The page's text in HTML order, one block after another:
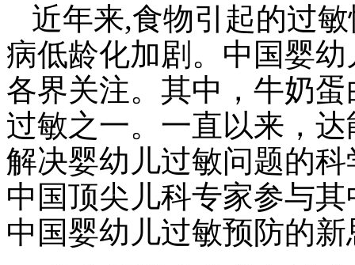
近年来,食物引起的过
病低龄化加剧。中国婴
各界关注。其中，牛奶
过敏之一。一直以来，
解决婴幼儿过敏问题的
中国顶尖儿科专家参与
中国婴幼儿过敏预防的新